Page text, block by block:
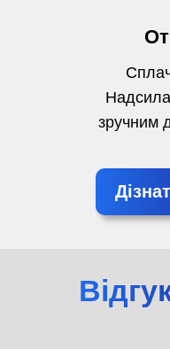
зручним